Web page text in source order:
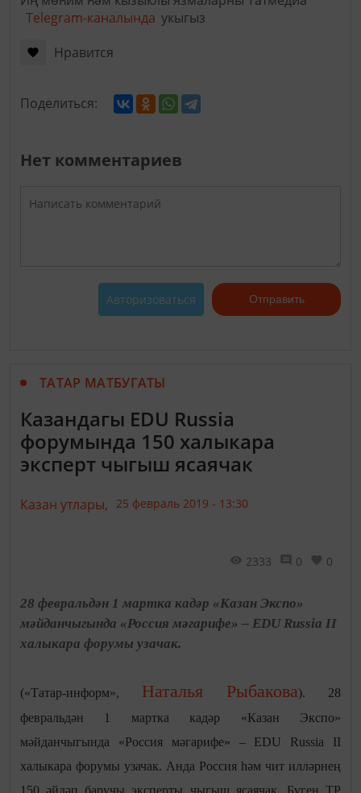
Telegram-каналында укыгыз
Нравится
Поделиться:
Нет комментариев
Авторизоваться Отправить
ТАТАР МАТБУГАТЫ
Казандагы EDU Russia
форумында 150 халыкара
эксперт чыгыш ясаячак
Казан утлары, 25 февраль 2019 - 13:30
2333 0 0
28 февральдән 1 мартка кадәр «Казан Экспо»
мәйданчыгында «Россия мәгарифе» – EDU Russia II
халыкара форумы узачак.
(«Татар-информ», Наталья Рыбакова). 28
февральдән 1 мартка кадәр «Казан Экспо»
мәйданчыгында «Россия мәгарифе» – EDU Russia II
халыкара форумы узачак. Анда Россия һәм чит илләрнең
150 әйдәп баручы эксперты чыгыш ясаячак. Бүген ТР